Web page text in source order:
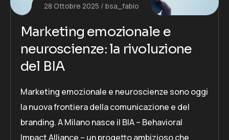
28 Ottobre 2025 bsa_fabio
Marketing emozionale e
neuroscienze: la rivoluzione
del BIA
Marketing emozionale e neuroscienze sono oggi
la nuova frontiera della comunicazione e del
branding. A Milano nasce il BIA – Behavioral
Impact Alliance – un progetto ambizioso che